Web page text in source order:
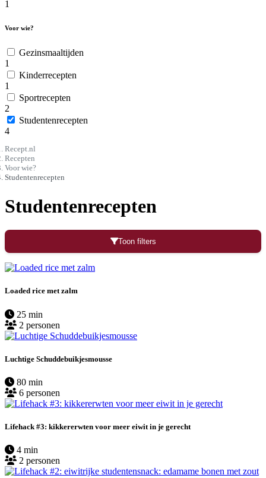
1
Voor wie?
Gezinsmaaltijden
1
Kinderrecepten
1
Sportrecepten
2
Studentenrecepten
4
Recept.nl
Recepten
Voor wie?
Studentenrecepten
Studentenrecepten
Toon filters
Loaded rice met zalm
25 min
2 personen
Luchtige Schuddebuikjesmousse
80 min
6 personen
Lifehack #3: kikkererwten voor meer eiwit in je gerecht
4 min
2 personen